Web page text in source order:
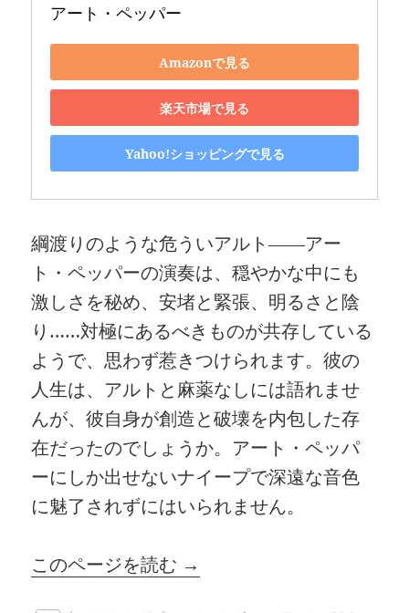
アート・ペッパー
Amazonで見る
楽天市場で見る
Yahoo!ショッピングで見る
綱渡りのような危ういアルト――アー
ト・ペッパーの演奏は、穏やかな中にも
激しさを秘め、安堵と緊張、明るさと陰
り……対極にあるべきものが共存している
ようで、思わず惹きつけられます。彼の
人生は、アルトと麻薬なしには語れませ
んが、彼自身が創造と破壊を内包した存
在だったのでしょうか。アート・ペッパ
ーにしか出せないナイープで深遠な音色
に魅了されずにはいられません。
このページを読む →